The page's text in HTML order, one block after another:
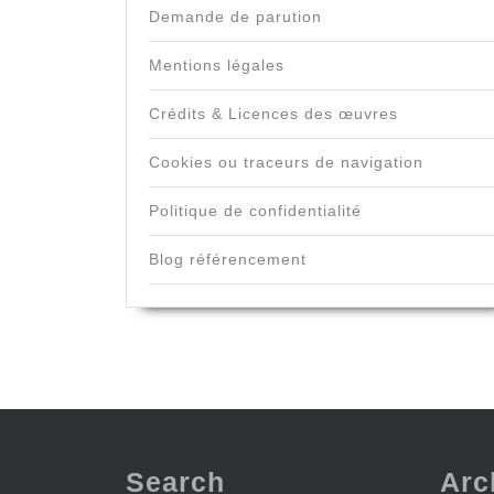
Demande de parution
Mentions légales
Crédits & Licences des œuvres
Cookies ou traceurs de navigation
Politique de confidentialité
Blog référencement
Search